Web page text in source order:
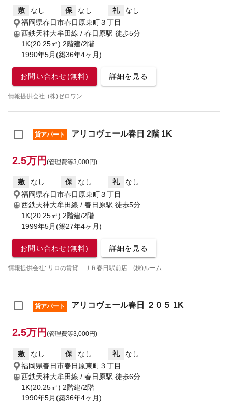
敷 なし 保 なし 礼
なし
福岡県春日市春日原東町３丁目
西鉄天神大牟田線 / 春日原駅 徒歩5分
1K(20.25㎡) 2階建/2階
1990年5月(築36年4ヶ月)
お問い合わせ(無料) 詳細を見る
情報提供会社: (株)ゼロワン
貸アパート アリコヴェール春日 2階 1K
2.5万円 (管理費等3,000円)
敷 なし 保 なし 礼
なし
福岡県春日市春日原東町３丁目
西鉄天神大牟田線 / 春日原駅 徒歩5分
1K(20.25㎡) 2階建/2階
1999年5月(築27年4ヶ月)
お問い合わせ(無料) 詳細を見る
情報提供会社: リロの賃貸 ＪＲ春日駅前店 (株)ルーム
貸アパート アリコヴェール春日 ２０５ 1K
2.5万円 (管理費等3,000円)
敷 なし 保 なし 礼
なし
福岡県春日市春日原東町３丁目
西鉄天神大牟田線 / 春日原駅 徒歩6分
1K(20.25㎡) 2階建/2階
1990年5月(築36年4ヶ月)